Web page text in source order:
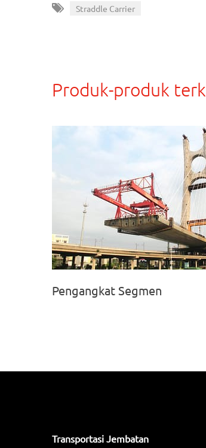
Straddle Carrier
Produk-produk
Pengangkat Segmen
Transportasi Jembatan